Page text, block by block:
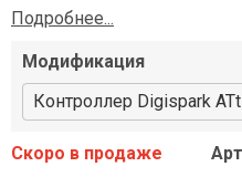
Подробнее...
Модификация
Контроллер Digispark
Скоро в продаже